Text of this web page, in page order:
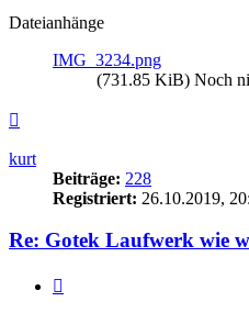
Dateianhänge
IMG_3234.png
(731.85 KiB) Noch
kurt
Beiträge: 228
Registriert: 26.10.2019,
Re: Gotek Laufwerk wie